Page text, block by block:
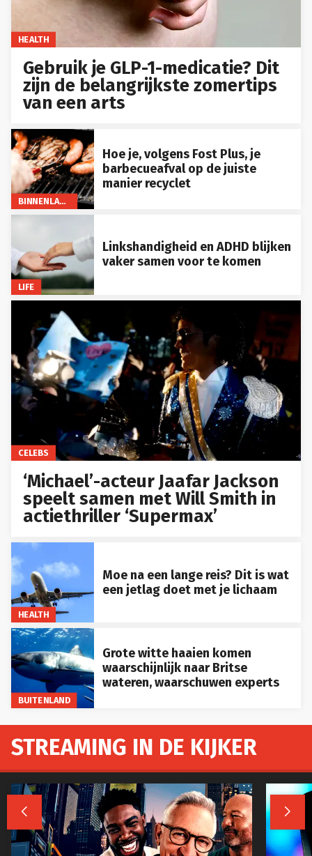
HEALTH
Gebruik je GLP-1-medicatie? Dit
zijn de belangrijkste zomertips
van een arts
BINNENLAND
Hoe je, volgens Fost Plus, je
barbecueafval op de juiste
manier recyclet
LIFE
Linkshandigheid en ADHD blijken
vaker samen voor te komen
CELEBS
‘Michael’-acteur Jaafar Jackson
speelt samen met Will Smith in
actiethriller ‘Supermax’
HEALTH
Moe na een lange reis? Dit is wat
een jetlag doet met je lichaam
BUITENLAND
Grote witte haaien komen
waarschijnlijk naar Britse
wateren, waarschuwen experts
STREAMING IN DE KIJKER
 